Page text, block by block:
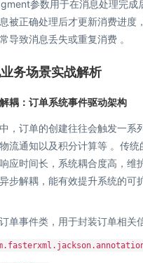
参数用于在消息处理完成
被正确处理后才更新消费进度
导致消息丢失或重复消费 。
务场景实战解析
解耦：订单系统事件驱动架构
，订单的创建往往会触发一系
流通知以及积分计算等 。传
应时间长，系统耦合度高，维
步解耦，能有效提升系统的可
单事件类，用于封装订单相关